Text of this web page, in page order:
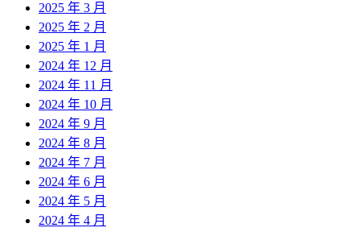
2025 年 3 月
2025 年 2 月
2025 年 1 月
2024 年 12 月
2024 年 11 月
2024 年 10 月
2024 年 9 月
2024 年 8 月
2024 年 7 月
2024 年 6 月
2024 年 5 月
2024 年 4 月